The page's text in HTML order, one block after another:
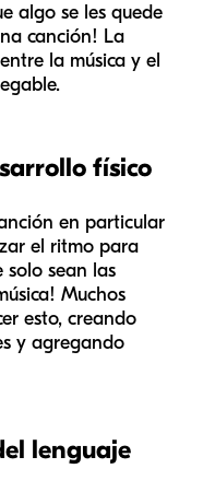
algo se les quede
canción! La
la música y el
físico
en particular
el ritmo para
solo sean las
Muchos
esto, creando
y agregando
lenguaje